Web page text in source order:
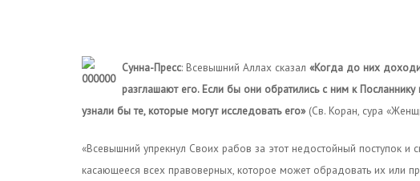
Сунна-Пресс: Всевышний Аллах сказал «Когда до них
разглашают его. Если бы они обратились с ним к
узнали бы те, которые могут исследовать его»(Св. Коран, сура
«Всевышний упрекнул Своих рабов за этот недостойный поступок и
касающееся всех правоверных, которое может обрадовать их или